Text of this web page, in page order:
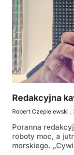
Redakcyjna
Robert Czepielewski
Poranna
roboty moc, a
morskiego.